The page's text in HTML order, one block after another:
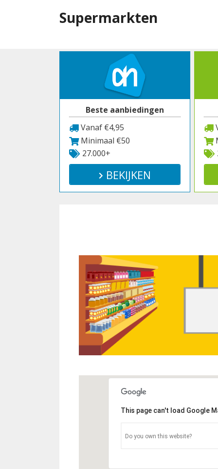
Supermarkten
Beste aanbiedingen
Vanaf €4,95
Minimaal €50
27.000+
BEKIJKEN
This page can't load Google
Do you own this website?